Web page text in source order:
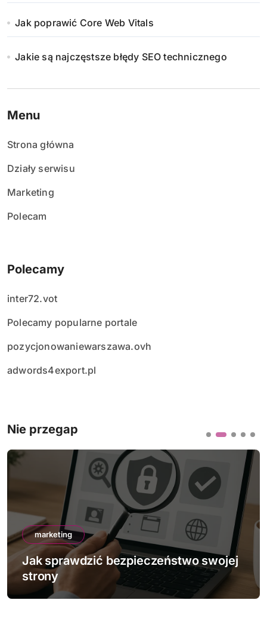
Jak poprawić Core Web Vitals
Jakie są najczęstsze błędy SEO technicznego
Menu
Strona główna
Działy serwisu
Marketing
Polecam
Polecamy
inter72.vot
Polecamy popularne portale
pozycjonowaniewarszawa.ovh
adwords4export.pl
Nie przegap
swojej
marketing
Jak działa mobile-first